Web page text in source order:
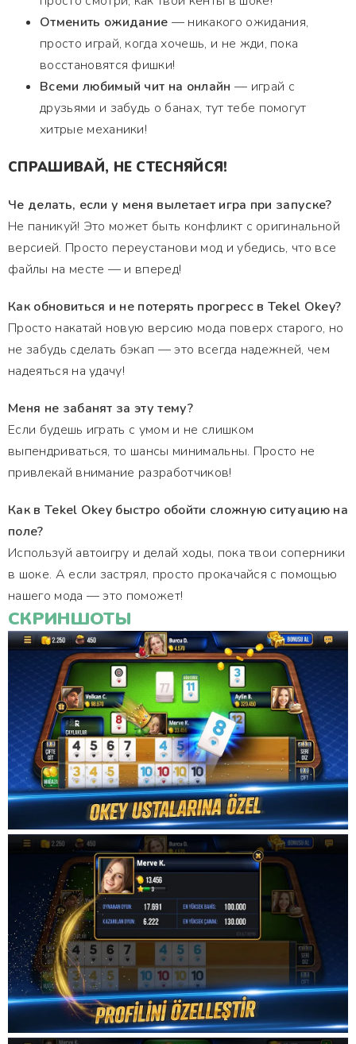
Отменить ожидание — никакого ожидания,
просто играй, когда хочешь, и не жди, пока
восстановятся фишки!
Всеми любимый чит на онлайн — играй с
друзьями и забудь о банах, тут тебе помогут
хитрые механики!
СПРАШИВАЙ, НЕ СТЕСНЯЙСЯ!
Че делать, если у меня вылетает игра при запуске?
Не паникуй! Это может быть конфликт с оригинальной
версией. Просто переустанови мод и убедись, что все
файлы на месте — и вперед!
Как обновиться и не потерять прогресс в Tekel Okey?
Просто накатай новую версию мода поверх старого, но
не забудь сделать бэкап — это всегда надежней, чем
надеяться на удачу!
Меня не забанят за эту тему?
Если будешь играть с умом и не слишком
выпендриваться, то шансы минимальны. Просто не
привлекай внимание разработчиков!
Как в Tekel Okey быстро обойти сложную ситуацию на
поле?
Используй автоигру и делай ходы, пока твои соперники
в шоке. А если застрял, просто прокачайся с помощью
нашего мода — это поможет!
СКРИНШОТЫ